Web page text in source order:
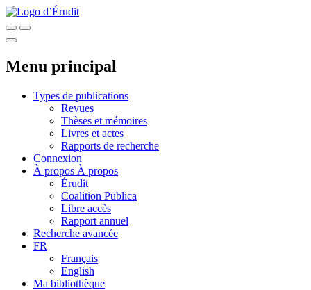
Menu principal
Types de publications
Revues
Thèses et mémoires
Livres et actes
Rapports de recherche
Connexion
À propos À propos
Érudit
Coalition Publica
Libre accès
Rapport annuel
Recherche avancée
FR
Français
English
Ma bibliothèque